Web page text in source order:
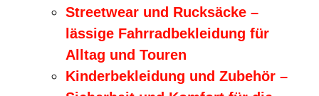
Streetwear und Rucksäcke –
lässige Fahrradbekleidung für
Alltag und Touren
Kinderbekleidung und Zubehör –